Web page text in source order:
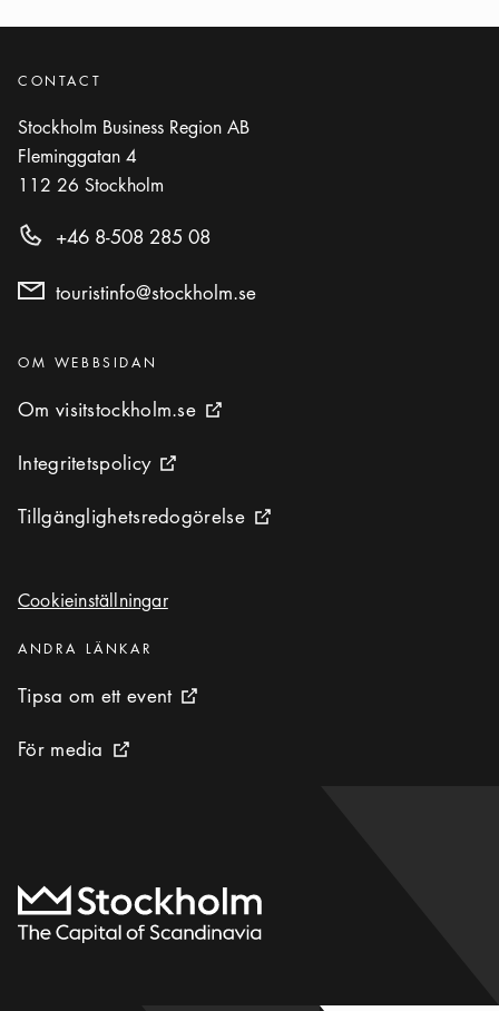
CONTACT
Stockholm Business Region AB
Fleminggatan 4
112 26 Stockholm
+46 8-508 285 08
touristinfo@stockholm.se
Kategorier:
OM WEBBSIDAN
Om visitstockholm.se
Om visitstockholm.se Extern ikon
Integritetspolicy
Integritetspolicy Extern ikon
Tillgänglighetsredogörelse
Tillgänglighetsredogörelse Extern ikon
Cookieinställningar
Cookieinställningar
Kategorier :
ANDRA LÄNKAR
Tipsa om ett event
Tipsa om ett event Extern ikon
För media
För media Extern ikon
Till startsidan